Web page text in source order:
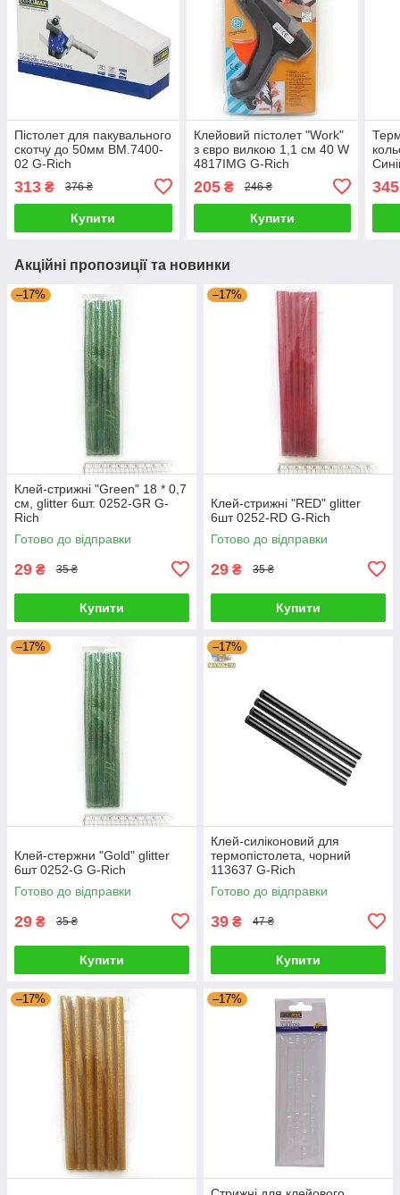
Пістолет для пакувального
скотчу до 50мм BM.7400-
02 G-Rich
313 ₴ 376 ₴
Купити
Клейовий пістолет "Work"
з євро вилкою 1,1 см 40 W
4817IMG G-Rich
205₴ 246 ₴
Купити
345
Акційні пропозиції та новинки
–17%
Клей-стрижні "Green" 18 * 0,7
см, glitter 6шт. 0252-GR G-
Rich
Готово до відправки
29 ₴ 35 ₴
Купити
–17%
Клей-стрижні "RED" glitter
6шт 0252-RD G-Rich
Готово до відправки
29 ₴ 35 ₴
Купити
–17%
Клей-стержни "Gold" glitter
6шт 0252-G G-Rich
Готово до відправки
29 ₴ 35 ₴
Купити
–17%
Клей-силіконовий для
термопістолета, чорний
113637 G-Rich
Готово до відправки
39 ₴ 47 ₴
Купити
–17% –17%